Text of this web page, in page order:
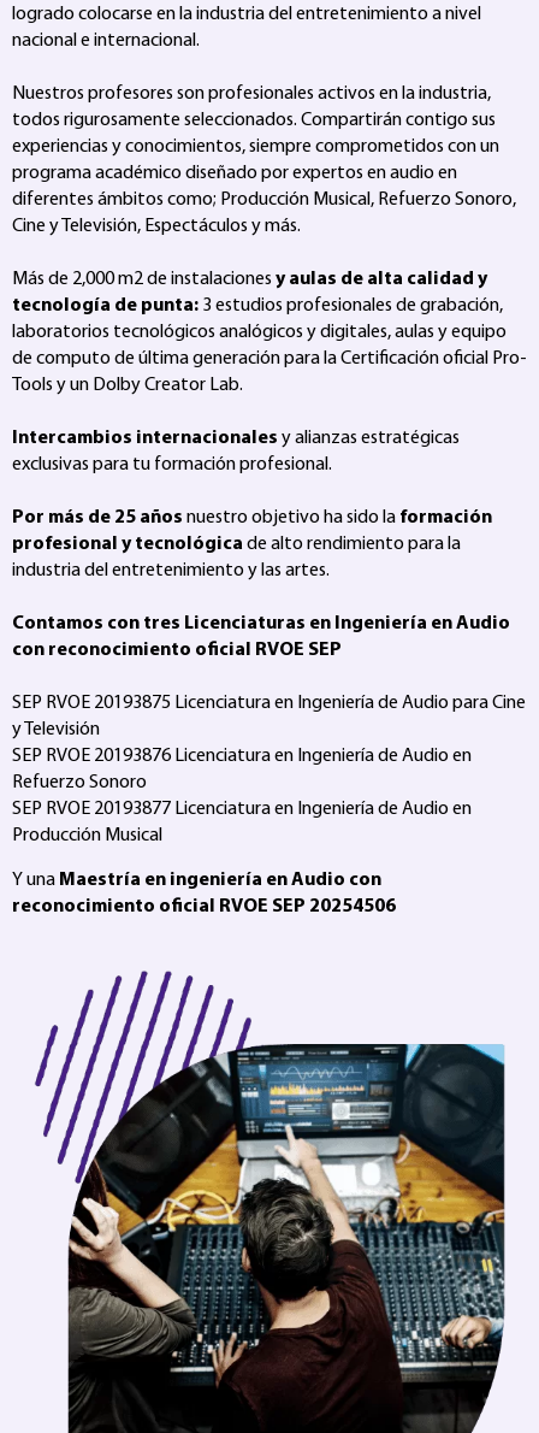
logrado colocarse en la industria del entretenimiento a nivel
nacional e internacional.
Nuestros profesores son profesionales activos en la industria,
todos rigurosamente seleccionados. Compartirán contigo sus
experiencias y conocimientos, siempre comprometidos con un
programa académico diseñado por expertos en audio en
diferentes ámbitos como; Producción Musical, Refuerzo Sonoro,
Cine y Televisión, Espectáculos y más.
Más de 2,000 m2 de instalaciones y aulas de alta calidad y
tecnología de punta: 3 estudios profesionales de grabación,
laboratorios tecnológicos analógicos y digitales, aulas y equipo
de computo de última generación para la Certificación oficial Pro-
Tools y un Dolby Creator Lab.
Intercambios internacionales y alianzas estratégicas
exclusivas para tu formación profesional.
Por más de 25 años nuestro objetivo ha sido la formación
profesional y tecnológica de alto rendimiento para la
industria del entretenimiento y las artes.
Contamos con tres Licenciaturas en Ingeniería en Audio
con reconocimiento oficial RVOE SEP
SEP RVOE 20193875 Licenciatura en Ingeniería de Audio para Cine
y Televisión
SEP RVOE 20193876 Licenciatura en Ingeniería de Audio en
Refuerzo Sonoro
SEP RVOE 20193877 Licenciatura en Ingeniería de Audio en
Producción Musical
Y una Maestría en ingeniería en Audio con
reconocimiento oficial RVOE SEP 20254506